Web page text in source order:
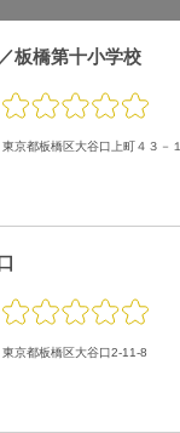
板橋第十小学校
東京都板橋区大谷口上町４３－１
東京都板橋区大谷口2-11-8